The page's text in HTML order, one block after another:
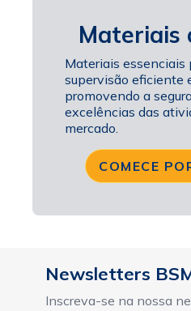
Materiais
Materiais essenciais
supervisão eficiente
promovendo a
excelências das
mercado.
COMECE
Newsletters
Inscreva-se na nossa